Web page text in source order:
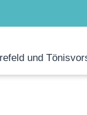
und